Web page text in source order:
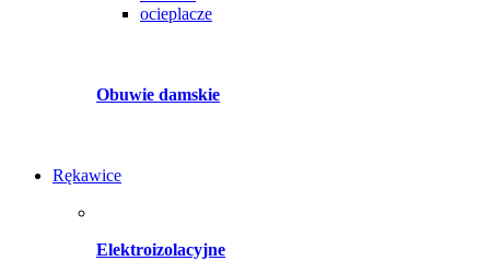
ocieplacze
Obuwie damskie
Rękawice
Elektroizolacyjne